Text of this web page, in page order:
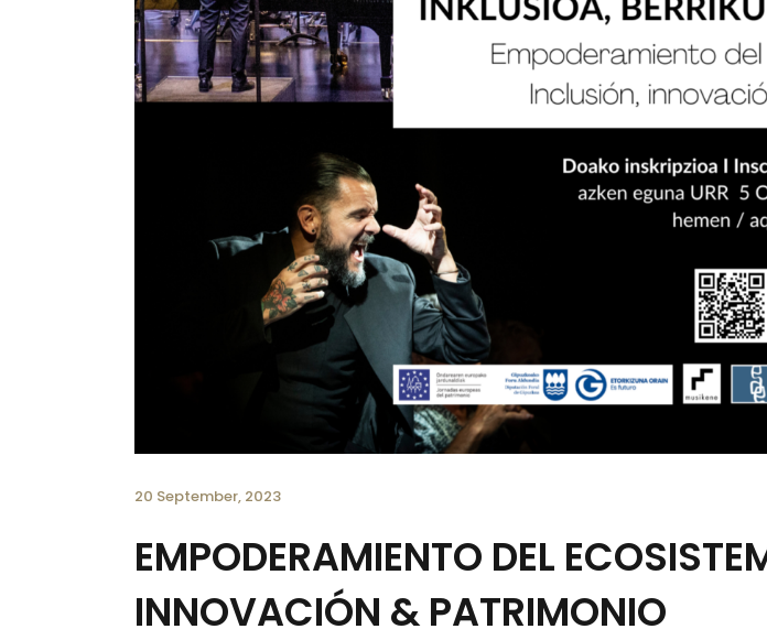
20 September, 2023
EMPODERAMIENTO DEL
INNOVACIÓN & PATRIMONIO